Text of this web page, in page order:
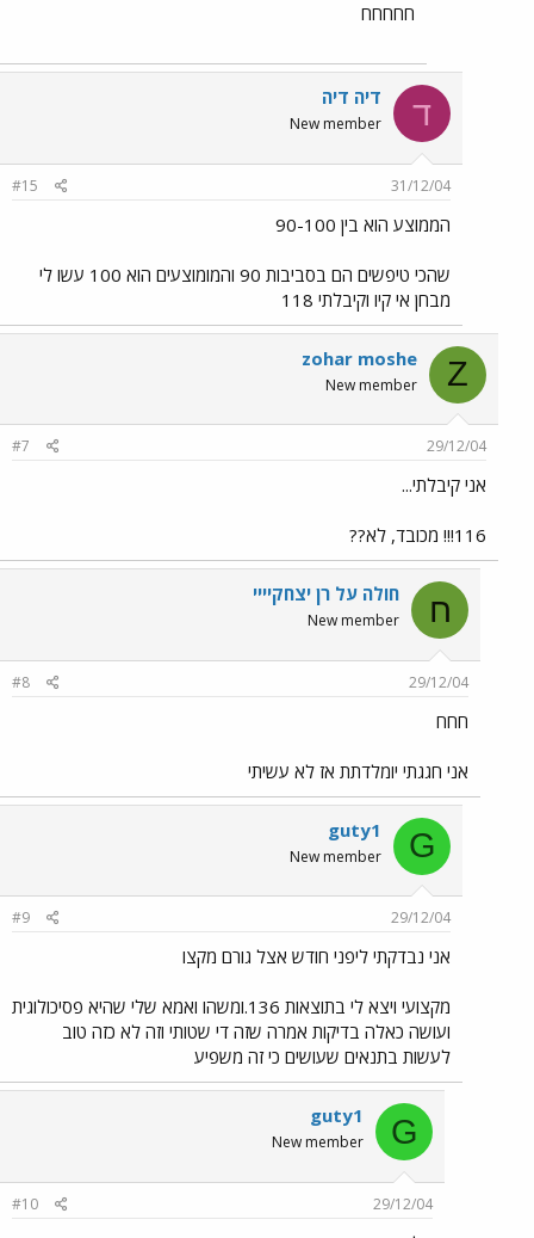
חחחחח
ד דיה דיה
New member
31/12/04
#15
הממוצע הוא בין 90-100
שהכי טיפשים הם בסביבות 90 והמומוצעים הוא 100 עשו לי
מבחן אי קיו וקיבלתי 118
Z
zohar moshe
New member
29/12/04
#7
אני קיבלתי...
116!!! מכובד, לא??
ח חולה על רן יצחקיייי
New member
29/12/04
#8
חחח
אני חגגתי יומלדתת אז לא עשיתי
G
guty1
New member
29/12/04
#9
אני נבדקתי ליפני חודש אצל גורם מקצו
מקצועי ויצא לי בתוצאות 136.ומשהו ואמא שלי שהיא פסיכולוגית
ועושה כאלה בדיקות אמרה שזה די שטותי וזה לא כזה טוב
לעשות בתנאים שעושים כי זה משפיע
G
guty1
New member
29/12/04
#10